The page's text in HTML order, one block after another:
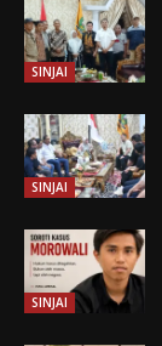
SINJAI
SINJAI
SINJAI